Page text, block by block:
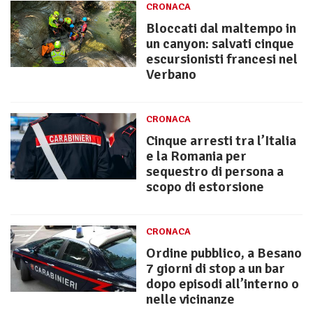
CRONACA
Bloccati dal maltempo in
un canyon: salvati cinque
escursionisti francesi nel
Verbano
CRONACA
Cinque arresti tra l’Italia
e la Romania per
sequestro di persona a
scopo di estorsione
CRONACA
Ordine pubblico, a Besano
7 giorni di stop a un bar
dopo episodi all’interno o
nelle vicinanze